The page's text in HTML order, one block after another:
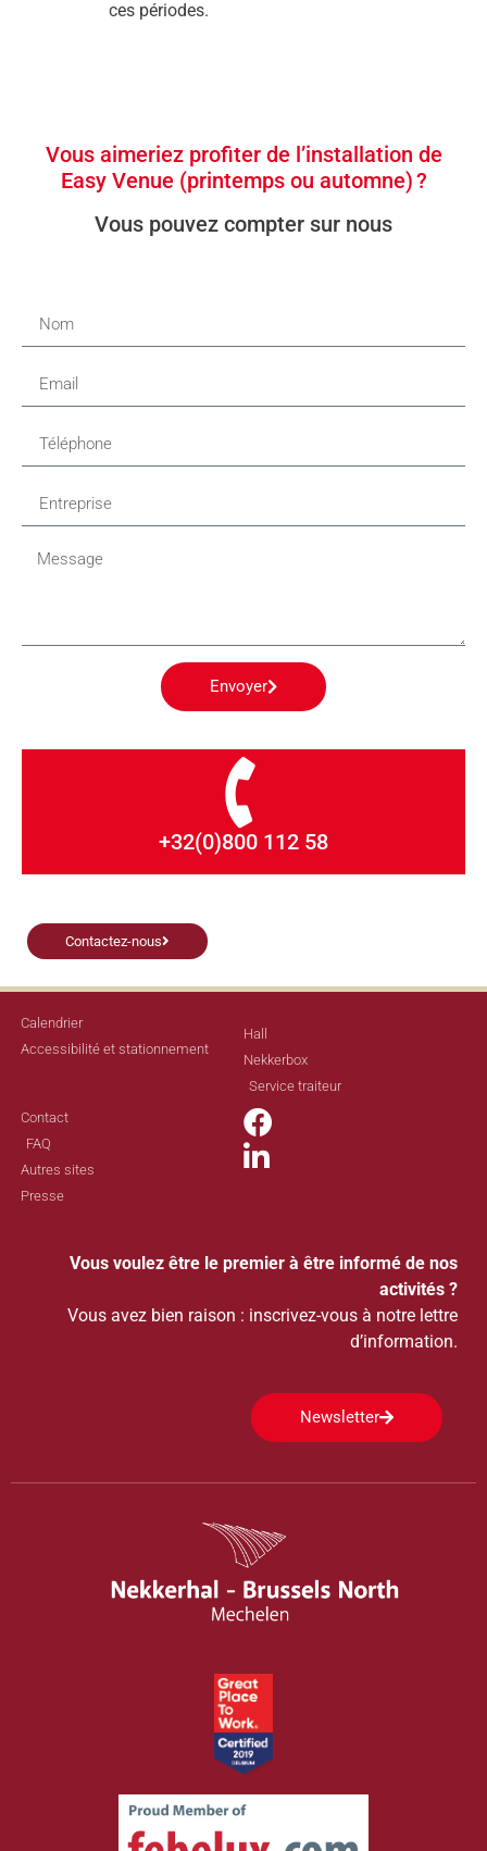
ces périodes.
Vous aimeriez profiter de l’installation de
Easy Venue (printemps ou automne) ?
Vous pouvez compter sur nous
Envoyer
+32(0)800 112 58
Contactez-nous
Calendrier
Accessibilité et stationnement
Hall
Nekkerbox
Service traiteur
Contact
FAQ
Autres sites
Presse
Vous voulez être le premier à être informé de nos
activités ?
Vous avez bien raison : inscrivez-vous à notre lettre
d’information.
Newsletter